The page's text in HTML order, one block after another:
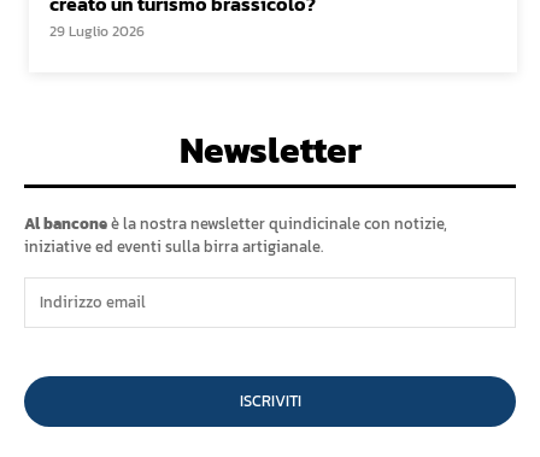
29 Luglio 2026
Newsletter
Al banconeè la nostra newsletter quindicinale con notizie,
iniziative ed eventi sulla birra artigianale.
ISCRIVITI